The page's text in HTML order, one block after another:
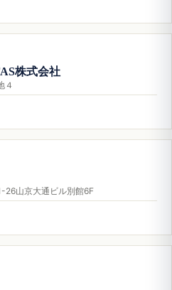
株式会社
４
26山京大通ビル別館6F